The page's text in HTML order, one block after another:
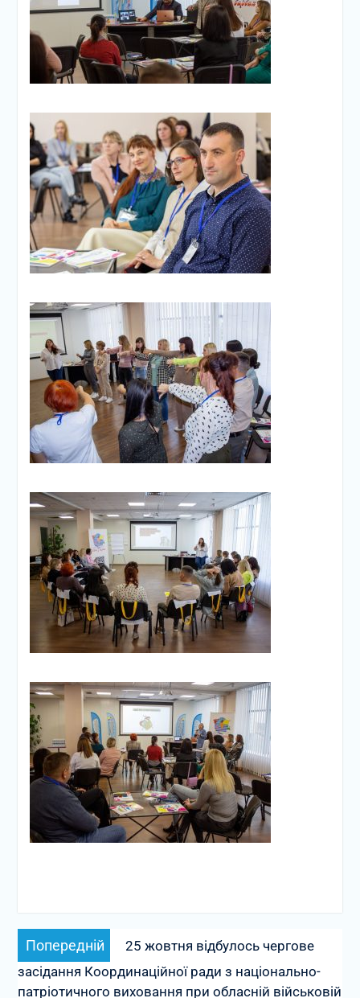
Навігація
записів
Попередній
запис:
25 жовтня відбулось чергове
засідання Координаційної ради з національно-
патріотичного виховання при обласній військовій